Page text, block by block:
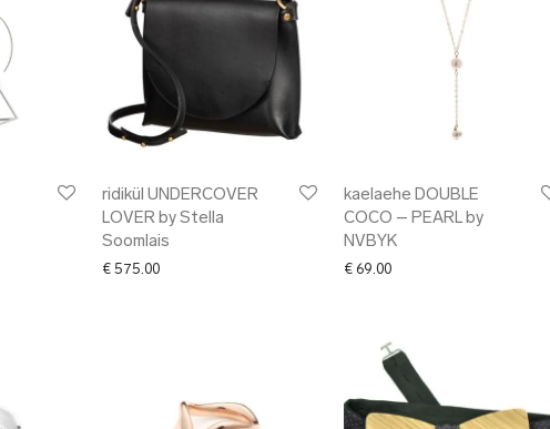
ridikül UNDERCOVER
LOVER by Stella
Soomlais
€ 575.00
kaelaehe DOUBLE
COCO – PEARL by
NVBYK
€ 69.00